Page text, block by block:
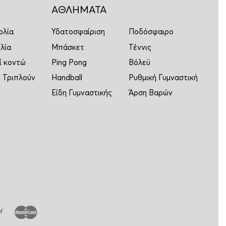
κοντώ
ΑΘΛΗΜΑΤΑ
Υδατοσφαίριση
Ποδόσφαιρο
Μπάσκετ
Τέννις
Ping Pong
Βόλεϋ
Handball
Ρυθμική Γυμναστική
Είδη Γυμναστικής
Άρση Βαρών